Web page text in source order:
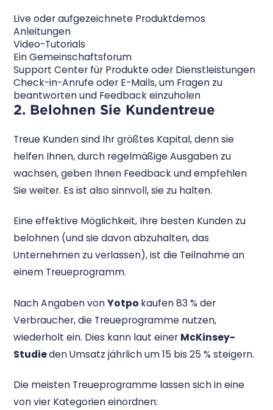
Live oder aufgezeichnete Produktdemos
Anleitungen
Video-Tutorials
Ein Gemeinschaftsforum
Support Center für Produkte oder Dienstleistungen
Check-in-Anrufe oder E-Mails, um Fragen zu
beantworten und Feedback einzuholen
2. Belohnen Sie Kundentreue
Treue Kunden sind Ihr größtes Kapital, denn sie
helfen Ihnen, durch regelmäßige Ausgaben zu
wachsen, geben Ihnen Feedback und empfehlen
Sie weiter. Es ist also sinnvoll, sie zu halten.
Eine effektive Möglichkeit, Ihre besten Kunden zu
belohnen (und sie davon abzuhalten, das
Unternehmen zu verlassen), ist die Teilnahme an
einem Treueprogramm.
Nach Angaben vonYotpo kaufen 83 % der
Verbraucher, die Treueprogramme nutzen,
wiederholt ein. Dies kann laut einer McKinsey-
Studieden Umsatz jährlich um 15 bis 25 % steigern.
Die meisten Treueprogramme lassen sich in eine
von vier Kategorien einordnen: